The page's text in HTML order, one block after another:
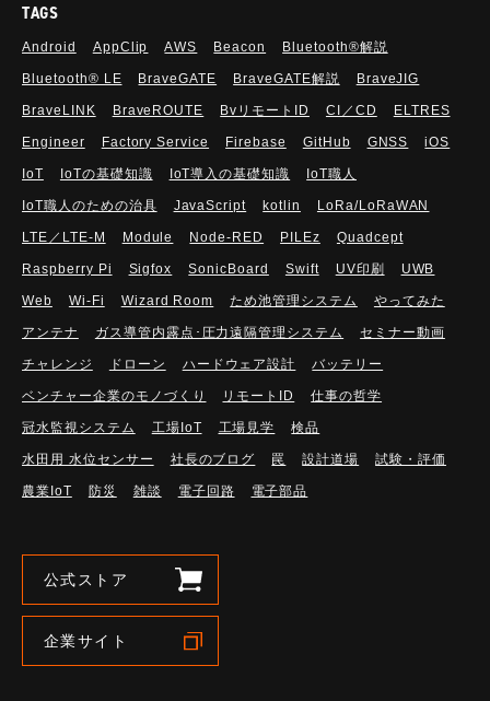
TAGS
Android AppClip AWS Beacon Bluetooth®解説
Bluetooth®︎ LE BraveGATE BraveGATE解説 BraveJIG
BraveLINK BraveROUTE BvリモートID CI／CD ELTRES
Engineer Factory Service Firebase GitHub GNSS iOS
IoT IoTの基礎知識 IoT導入の基礎知識 IoT職人
IoT職人のための治具 JavaScript kotlin LoRa/LoRaWAN
LTE／LTE-M Module Node-RED PILEz Quadcept
Raspberry Pi Sigfox SonicBoard Swift UV印刷 UWB
Web Wi-Fi Wizard Room ため池管理システム やってみた
アンテナ ガス導管内露点･圧力遠隔管理システム セミナー動画
チャレンジ ドローン ハードウェア設計 バッテリー
ベンチャー企業のモノづくり リモートID 仕事の哲学
冠水監視システム 工場IoT 工場見学 検品
水田用 水位センサー 社長のブログ 罠 設計道場 試験・評価
農業IoT 防災 雑談 電子回路 電子部品
公式ストア
企業サイト